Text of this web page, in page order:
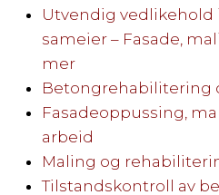
Utvendig vedlikehold
sameier – Fasade,
mer
Betongrehabilitering
Fasadeoppussing,
arbeid
Maling og
Tilstandskontroll av